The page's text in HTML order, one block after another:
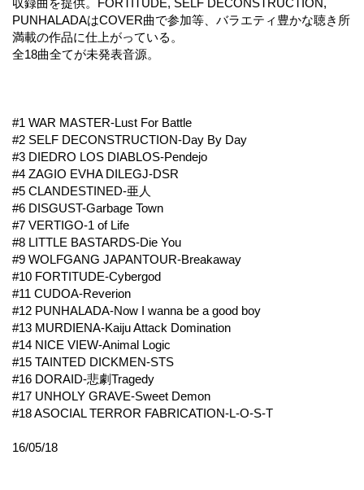
収録曲を提供。FORTITUDE, SELF DECONSTRUCTION,
PUNHALADAはCOVER曲で参加等、バラエティ豊かな聴き所
満載の作品に仕上がっている。
全18曲全てが未発表音源。
#1 WAR MASTER-Lust For Battle
#2 SELF DECONSTRUCTION-Day By Day
#3 DIEDRO LOS DIABLOS-Pendejo
#4 ZAGIO EVHA DILEGJ-DSR
#5 CLANDESTINED-亜人
#6 DISGUST-Garbage Town
#7 VERTIGO-1 of Life
#8 LITTLE BASTARDS-Die You
#9 WOLFGANG JAPANTOUR-Breakaway
#10 FORTITUDE-Cybergod
#11 CUDOA-Reverion
#12 PUNHALADA-Now I wanna be a good boy
#13 MURDIENA-Kaiju Attack Domination
#14 NICE VIEW-Animal Logic
#15 TAINTED DICKMEN-STS
#16 DORAID-悲劇Tragedy
#17 UNHOLY GRAVE-Sweet Demon
#18 ASOCIAL TERROR FABRICATION-L-O-S-T
16/05/18